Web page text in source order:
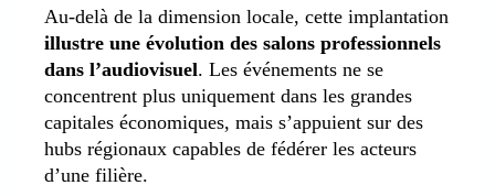
Au-delà de la dimension locale, cette implantation
illustre une évolution des salons professionnels
dans l’audiovisuel. Les événements ne se
concentrent plus uniquement dans les grandes
capitales économiques, mais s’appuient sur des
hubs régionaux capables de fédérer les acteurs
d’une filière.